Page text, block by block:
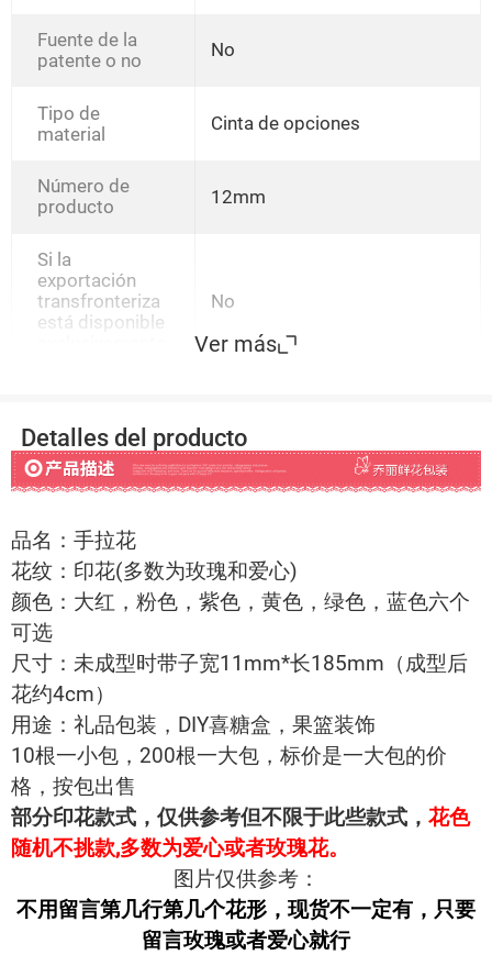
verde,Impresión azul,Borde
púrpura,Borde dorado
amarillo,Borde Dorado
Roja,Borde dorado rosa claro
Fuente de la
patente o no
No
Tipo de
material
Cinta de opciones
Número de
producto
12mm
Si la
exportación
transfronteriza
está disponible
No
Ver más
Detalles del producto
品名：手拉花
花纹：印花(多数为玫瑰和爱心)
颜色：大红，粉色，紫色，黄色，绿色，蓝色六个
可选
尺寸：未成型时带子宽11mm*长185mm（成型后
花约4cm）
用途：礼品包装，DIY喜糖盒，果篮装饰
10根一小包，200根一大包，标价是一大包的价
格，按包出售
部分印花款式，仅供参考但不限于此些款式， 花色
随机不挑款,多数为爱心或者玫瑰花。
图片仅供参考：
不用留言第几行第几个花形，现货不一定有，只要
留言玫瑰或者爱心就行